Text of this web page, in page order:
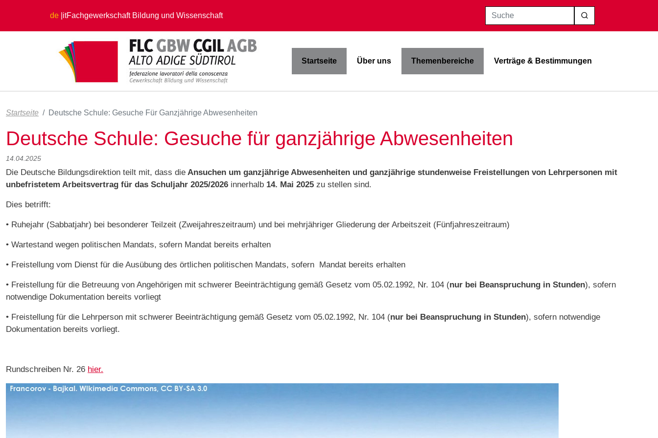
de itFachgewerkschaft Bildung und Wissenschaft Suche
Startseite Über uns Themenbereiche Verträge & Bestimmungen
Startseite Deutsche Schule: Gesuche Für Ganzjährige Abwesenheiten
Deutsche Schule: Gesuche für ganzjährige Abwesenheiten
14.04.2025
Die Deutsche Bildungsdirektion teilt mit, dass die Ansuchen um ganzjährige Abwesenheiten und ganzjährige stundenweise Freistellungen von Lehrpersonen mit
unbefristetem Arbeitsvertrag für das Schuljahr 2025/2026 innerhalb 14. Mai 2025 zu stellen sind.
Dies betrifft:
• Ruhejahr (Sabbatjahr) bei besonderer Teilzeit (Zweijahreszeitraum) und bei mehrjähriger Gliederung der Arbeitszeit (Fünfjahreszeitraum)
• Wartestand wegen politischen Mandats, sofern Mandat bereits erhalten
• Freistellung vom Dienst für die Ausübung des örtlichen politischen Mandats, sofern Mandat bereits erhalten
• Freistellung für die Betreuung von Angehörigen mit schwerer Beeinträchtigung gemäß Gesetz vom 05.02.1992, Nr. 104 (nur bei Beanspruchung in Stunden), sofern
notwendige Dokumentation bereits vorliegt
• Freistellung für die Lehrperson mit schwerer Beeinträchtigung gemäß Gesetz vom 05.02.1992, Nr. 104 (nur bei Beanspruchung in Stunden), sofern notwendige
Dokumentation bereits vorliegt.
Rundschreiben Nr. 26 hier.